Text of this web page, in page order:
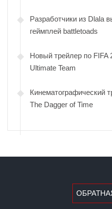
Разработчики из Dlala
геймплей battletoads
Новый трейлер по FIFA
Ultimate Team
Кинематографический
The Dagger of Time